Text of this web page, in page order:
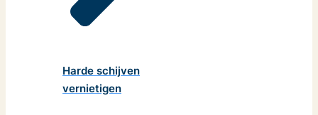
Harde schijven
vernietigen